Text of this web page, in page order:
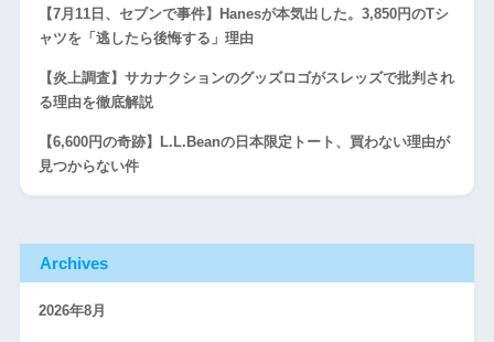
【7月11日、セブンで事件】Hanesが本気出した。3,850円のTシ
ャツを「逃したら後悔する」理由
【炎上調査】サカナクションのグッズロゴがスレッズで批判され
る理由を徹底解説
【6,600円の奇跡】L.L.Beanの日本限定トート、買わない理由が
見つからない件
Archives
2026年8月